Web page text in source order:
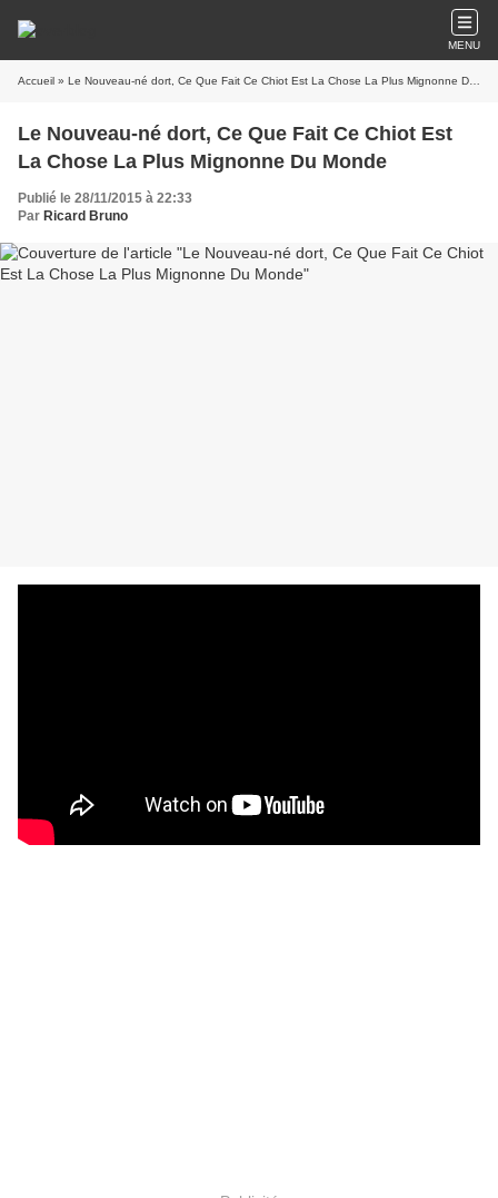
MENU
Accueil » Le Nouveau-né dort, Ce Que Fait Ce Chiot Est La Chose La Plus Mignonne Du Monde
Le Nouveau-né dort, Ce Que Fait Ce Chiot Est
La Chose La Plus Mignonne Du Monde
Publié le 28/11/2015 à 22:33
Par Ricard Bruno